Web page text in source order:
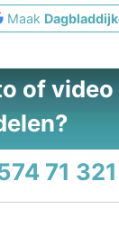
Maak
of video
71 321